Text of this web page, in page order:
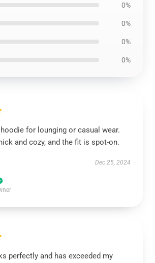
0%
0%
0%
0%
hoodie for lounging or casual wear.
and cozy, and the fit is spot-on.
Dec 25, 2024
perfectly and has exceeded my